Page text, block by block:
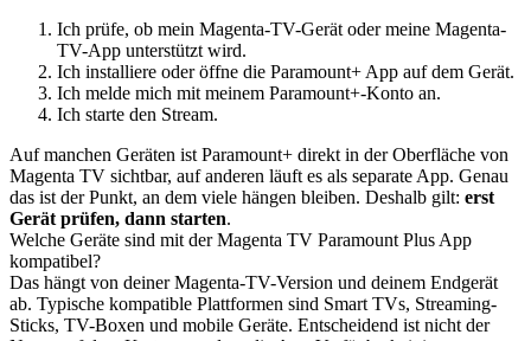
Ich prüfe, ob mein Magenta-TV-Gerät oder meine Magenta-
TV-App unterstützt wird.
Ich installiere oder öffne die Paramount+ App auf dem Gerät.
Ich melde mich mit meinem Paramount+-Konto an.
Ich starte den Stream.
Auf manchen Geräten ist Paramount+ direkt in der Oberfläche von
Magenta TV sichtbar, auf anderen läuft es als separate App. Genau
das ist der Punkt, an dem viele hängen bleiben. Deshalb gilt: erst
Gerät prüfen, dann starten.
Welche Geräte sind mit der Magenta TV Paramount Plus App
kompatibel?
Das hängt von deiner Magenta-TV-Version und deinem Endgerät
ab. Typische kompatible Plattformen sind Smart TVs, Streaming-
Sticks, TV-Boxen und mobile Geräte. Entscheidend ist nicht der